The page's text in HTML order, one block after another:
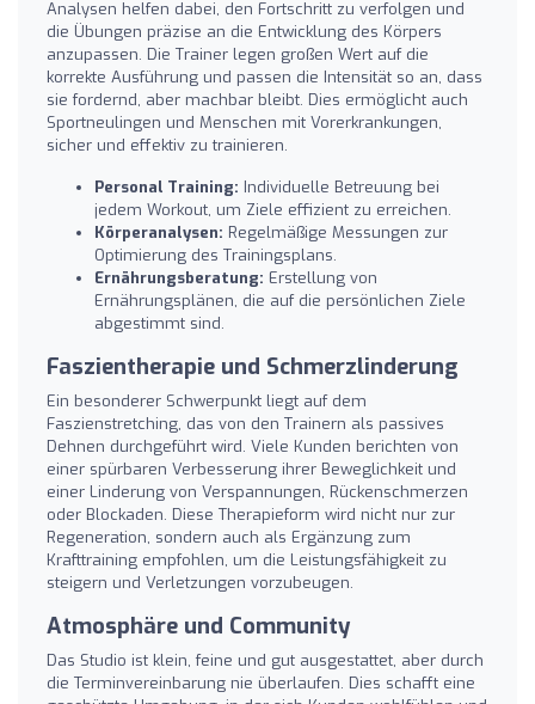
Analysen helfen dabei, den Fortschritt zu verfolgen und
die Übungen präzise an die Entwicklung des Körpers
anzupassen. Die Trainer legen großen Wert auf die
korrekte Ausführung und passen die Intensität so an, dass
sie fordernd, aber machbar bleibt. Dies ermöglicht auch
Sportneulingen und Menschen mit Vorerkrankungen,
sicher und effektiv zu trainieren.
Personal Training: Individuelle Betreuung bei
jedem Workout, um Ziele effizient zu erreichen.
Körperanalysen: Regelmäßige Messungen zur
Optimierung des Trainingsplans.
Ernährungsberatung: Erstellung von
Ernährungsplänen, die auf die persönlichen Ziele
abgestimmt sind.
Faszientherapie und Schmerzlinderung
Ein besonderer Schwerpunkt liegt auf dem
Faszienstretching, das von den Trainern als passives
Dehnen durchgeführt wird. Viele Kunden berichten von
einer spürbaren Verbesserung ihrer Beweglichkeit und
einer Linderung von Verspannungen, Rückenschmerzen
oder Blockaden. Diese Therapieform wird nicht nur zur
Regeneration, sondern auch als Ergänzung zum
Krafttraining empfohlen, um die Leistungsfähigkeit zu
steigern und Verletzungen vorzubeugen.
Atmosphäre und Community
Das Studio ist klein, feine und gut ausgestattet, aber durch
die Terminvereinbarung nie überlaufen. Dies schafft eine